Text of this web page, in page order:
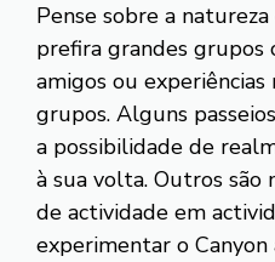
Pense sobre a
prefira grandes grupos
amigos ou
grupos. Alguns
a possibilidade de
à sua volta. Outros são
de actividade em
experimentar o